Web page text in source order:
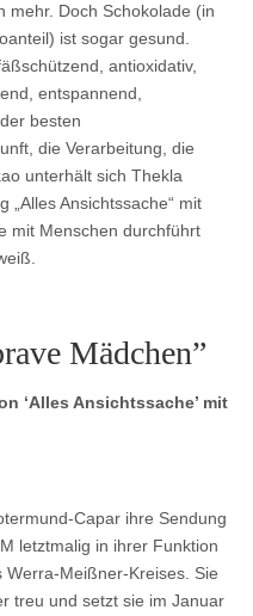
mehr. Doch Schokolade (in
ist sogar gesund.
antioxidativ,
entspannend,
besten
die Verarbeitung, die
unterhält sich Thekla
„Alles Ansichtssache“ mit
mit Menschen durchführt
Mädchen”
‘Alles Ansichtssache’ mit
Capar ihre Sendung
letztmalig in ihrer Funktion
Meißner-Kreises. Sie
treu und setzt sie im Januar